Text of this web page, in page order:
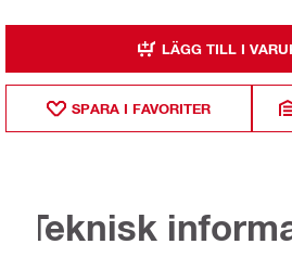
LÄGG TILL I
SPARA I FAVORITER
Teknisk